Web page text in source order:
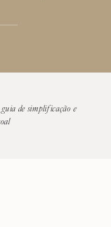
de simplificação e